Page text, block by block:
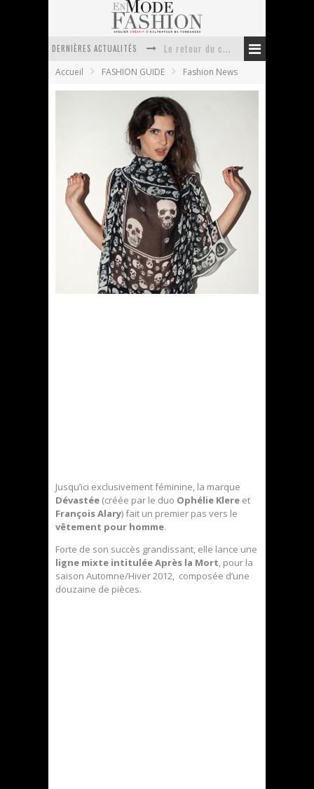
DERNIÈRES ACTUALITÉS
Le retour du cachemire version casual
Doudoune pour femme : choisir la pièce idéale entre style, chaleur et durabilité
Anti chute cheveux homme : quelles solutions pour renforcer sa chevelure ?
Accueil FASHION GUIDE Fashion News
Dévastée crée une ligne mixte pour l’hiver
Margaux, rédactrice
18 juillet 2011
Fashion News
Jusqu’ici exclusivement féminine, la marque
Dévastée (créée par le duo Ophélie Klere et
François Alary) fait un premier pas vers le
vêtement pour homme.
Forte de son succès grandissant, elle lance une
ligne mixte intitulée Après la Mort, pour la
saison Automne/Hiver 2012, composée d’une
douzaine de pièces.